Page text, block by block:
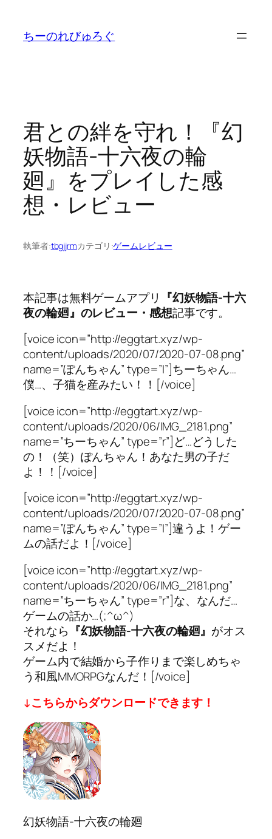
ちーのれびゅろぐ
君との絆を守れ！『幻
妖物語-十六夜の輪
廻』をプレイした感
想・レビュー
執筆者:tbgjjrmカテゴリ:ゲームレビュー
本記事は無料ゲームアプリ
『幻妖物語-十六
夜の輪廻』のレビュー・感想記事です。
[voice icon=”http://eggtart.xyz/wp-
content/uploads/2020/07/2020-07-08.png”
name=”ぽんちゃん” type=”l”]ちーちゃん…
僕…、子猫を産みたい！！[/voice]
[voice icon=”http://eggtart.xyz/wp-
content/uploads/2020/06/IMG_2181.png”
name=”ちーちゃん” type=”r”]ど…どうした
の！（笑）ぽんちゃん！あなた男の子だ
よ！！[/voice]
[voice icon=”http://eggtart.xyz/wp-
content/uploads/2020/07/2020-07-08.png”
name=”ぽんちゃん” type=”l”]違うよ！ゲー
ムの話だよ！[/voice]
[voice icon=”http://eggtart.xyz/wp-
content/uploads/2020/06/IMG_2181.png”
name=”ちーちゃん” type=”r”]な、なんだ…
ゲームの話か…(;^ω^)
それなら 『幻妖物語-十六夜の輪廻』 がオス
スメだよ！
ゲーム内で結婚から子作りまで楽しめちゃ
う和風MMORPGなんだ！[/voice]
↓こちらからダウンロードできます！
幻妖物語-十六夜の輪廻